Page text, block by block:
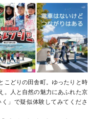
こどりの田舎町。ゆったりと時
。人と自然の魅力にあふれた京
」で疑似体験してみてくださ